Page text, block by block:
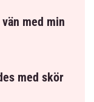
med min
med skör